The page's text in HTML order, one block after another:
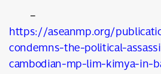
–
https://aseanmp.org/
condemns-the-political-
cambodian-mp-lim-kimya-in-